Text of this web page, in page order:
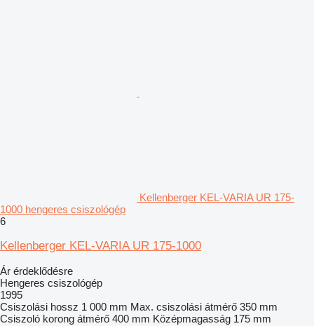
Kellenberger KEL-VARIA UR 175-
1000 hengeres csiszológép
6
Kellenberger KEL-VARIA UR 175-1000
Ár érdeklődésre
Hengeres csiszológép
1995
Csiszolási hossz 1 000 mm Max. csiszolási átmérő 350 mm
Csiszoló korong átmérő 400 mm Középmagasság 175 mm